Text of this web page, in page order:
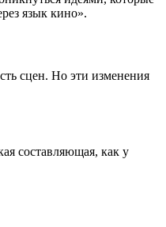
язык кино».
сцен. Но эти изменения
составляющая, как у